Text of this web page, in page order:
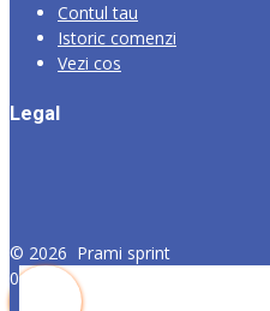
Contul tau
Istoric comenzi
Vezi cos
Legal
© 2026 Prami sprint
0